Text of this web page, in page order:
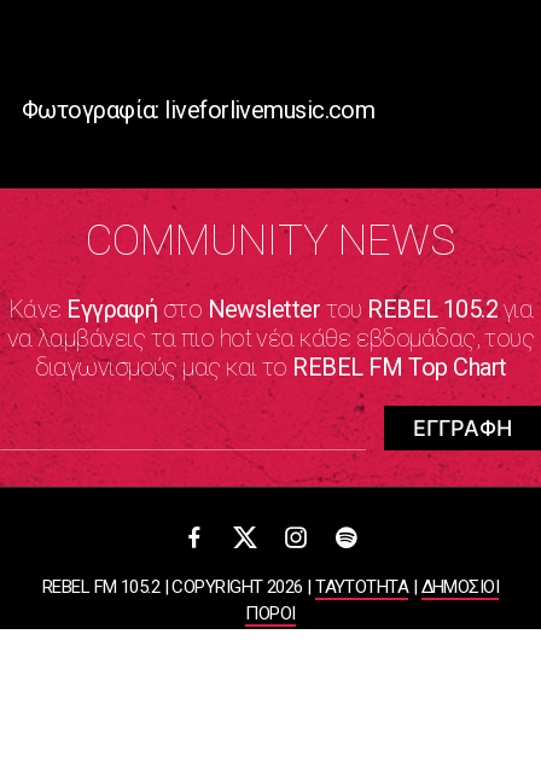
Φωτογραφία: liveforlivemusic.com
COMMUNITY NEWS
Κάνε Εγγραφήστο NewsletterτουREBEL 105.2για
να λαμβάνεις τα πιο hot νέα κάθε εβδομάδας, τους
διαγωνισμούς μας και το REBEL FM Top Chart
REBEL FM 105.2 | COPYRIGHT 2026 |ΤΑΥΤΟΤΗΤΑ|ΔΗΜΟΣΙΟΙ
ΠΟΡΟΙ